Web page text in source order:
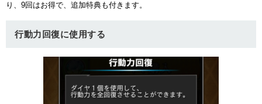
り、9回はお得で、追加特典も付きます。
行動力回復に使用する